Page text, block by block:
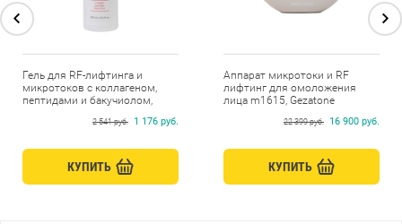
Гель для RF-лифтинга и
микротоков с коллагеном,
пептидами и бакучиолом,
2 541 руб. 1 176 руб.
КУПИТЬ
Аппарат микротоки и RF
лифтинг для омоложения
лица m1615, Gezatone
22 399 руб. 16 900 руб.
КУПИТЬ